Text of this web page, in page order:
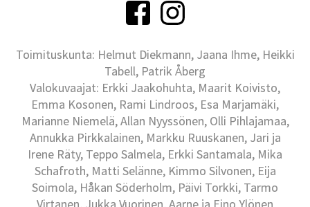
Toimituskunta: Helmut Diekmann, Jaana Ihme, Heikki
Tabell, Patrik Åberg
Valokuvaajat: Erkki Jaakohuhta, Maarit Koivisto,
Emma Kosonen, Rami Lindroos, Esa Marjamäki,
Marianne Niemelä, Allan Nyyssönen, Olli Pihlajamaa,
Annukka Pirkkalainen, Markku Ruuskanen, Jari ja
Irene Räty, Teppo Salmela, Erkki Santamala, Mika
Schafroth, Matti Selänne, Kimmo Silvonen, Eija
Soimola, Håkan Söderholm, Päivi Torkki, Tarmo